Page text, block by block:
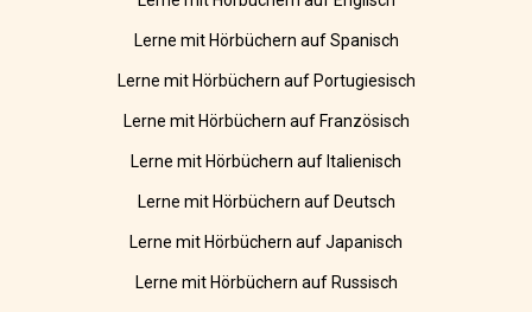
Lerne mit Hörbüchern auf Spanisch
Lerne mit Hörbüchern auf Portugiesisch
Lerne mit Hörbüchern auf Französisch
Lerne mit Hörbüchern auf Italienisch
Lerne mit Hörbüchern auf Deutsch
Lerne mit Hörbüchern auf Japanisch
Lerne mit Hörbüchern auf Russisch